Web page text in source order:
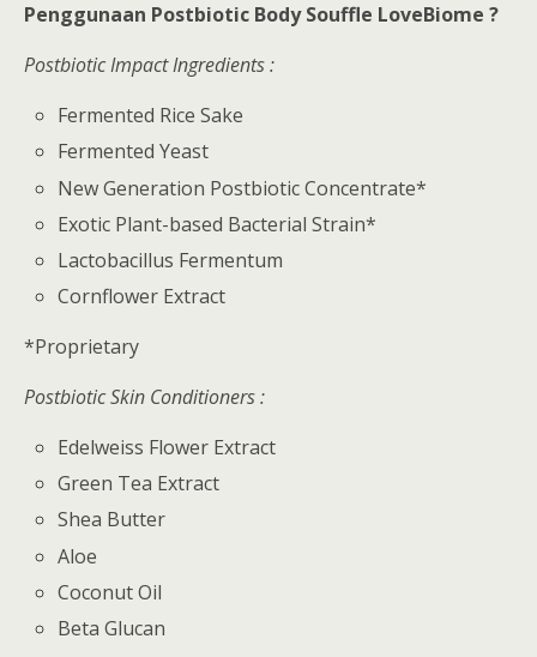
Penggunaan Postbiotic Body Souffle LoveBiome ?
Postbiotic Impact Ingredients :
Fermented Rice Sake
Fermented Yeast
New Generation Postbiotic Concentrate*
Exotic Plant-based Bacterial Strain*
Lactobacillus Fermentum
Cornflower Extract
*Proprietary
Postbiotic Skin Conditioners :
Edelweiss Flower Extract
Green Tea Extract
Shea Butter
Aloe
Coconut Oil
Beta Glucan